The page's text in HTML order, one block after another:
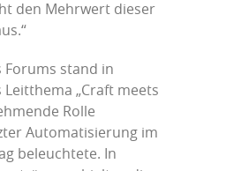
den Mehrwert dieser
Forums stand in
Leitthema „Craft meets
Rolle
Automatisierung im
beleuchtete. In